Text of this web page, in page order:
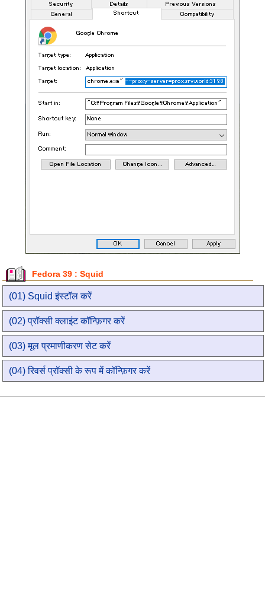
Fedora 39 : Squid
(01) Squid इंस्टॉल करें
(02) प्रॉक्सी क्लाइंट कॉन्फ़िगर करें
(03) मूल प्रमाणीकरण सेट करें
(04) रिवर्स प्रॉक्सी के रूप में कॉन्फ़िगर करें